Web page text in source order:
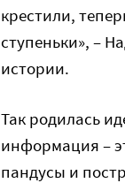
крестили,
ступеньки», –
истории.
Так родилась
информация –
пандусы и